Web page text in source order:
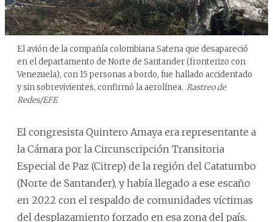
El avión de la compañía colombiana Satena que desapareció
en el departamento de Norte de Santander (fronterizo con
Venezuela), con 15 personas a bordo, fue hallado accidentado
y sin sobrevivientes, confirmó la aerolínea. Rastreo de
Redes/EFE
El congresista Quintero Amaya era representante a
la Cámara por la Circunscripción Transitoria
Especial de Paz (Citrep) de la región del Catatumbo
(Norte de Santander), y había llegado a ese escaño
en 2022 con el respaldo de comunidades víctimas
del desplazamiento forzado en esa zona del país.